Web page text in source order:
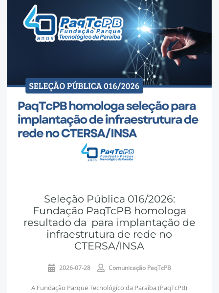
Seleção Pública 016/2026:
Fundação PaqTcPB homologa
resultado da para implantação de
infraestrutura de rede no
CTERSA/INSA
2026-07-28 Comunicação PaqTcPB
A Fundação Parque Tecnológico da Paraíba (PaqTcPB)